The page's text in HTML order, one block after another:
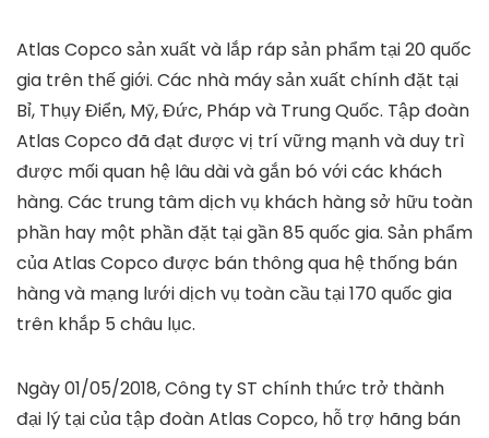
Atlas Copco sản xuất và lắp ráp sản phẩm tại 20 quốc
gia trên thế giới. Các nhà máy sản xuất chính đặt tại
Bỉ, Thụy Điển, Mỹ, Đức, Pháp và Trung Quốc. Tập đoàn
Atlas Copco đã đạt được vị trí vững mạnh và duy trì
được mối quan hệ lâu dài và gắn bó với các khách
hàng. Các trung tâm dịch vụ khách hàng sở hữu toàn
phần hay một phần đặt tại gần 85 quốc gia. Sản phẩm
của Atlas Copco được bán thông qua hệ thống bán
hàng và mạng lưới dịch vụ toàn cầu tại 170 quốc gia
trên khắp 5 châu lục.
Ngày 01/05/2018, Công ty ST chính thức trở thành
đại lý tại của tập đoàn Atlas Copco, hỗ trợ hãng bán